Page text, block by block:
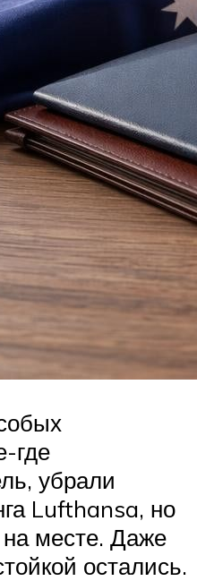
где
убрали
Lufthansa, но
месте. Даже
остались.